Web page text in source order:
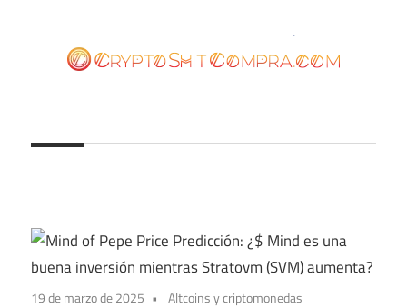
contenido
19 de marzo de 2025 Altcoins y criptomonedas